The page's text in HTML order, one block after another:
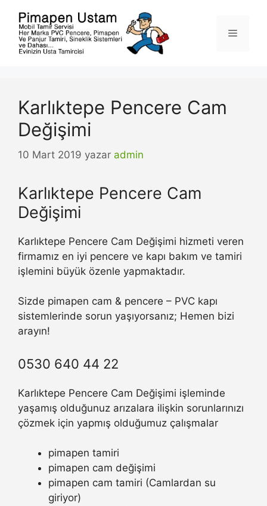
Menü
Karlıktepe Pencere Cam
Değişimi
10 Mart 2019 yazar admin
Karlıktepe Pencere Cam
Değişimi
Karlıktepe Pencere Cam Değişimi hizmeti veren
firmamız en iyi pencere ve kapı bakım ve tamiri
işlemini büyük özenle yapmaktadır.
Sizde pimapen cam & pencere – PVC kapı
sistemlerinde sorun yaşıyorsanız; Hemen bizi
arayın!
0530 640 44 22
Karlıktepe Pencere Cam Değişimi işleminde
yaşamış olduğunuz arızalara ilişkin sorunlarınızı
çözmek için yapmış olduğumuz çalışmalar
pimapen tamiri
pimapen cam değişimi
pimapen cam tamiri (Camlardan su
giriyor)